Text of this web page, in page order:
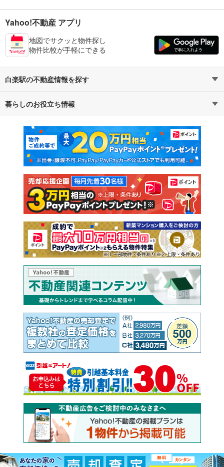
Yahoo!不動産 アプリ
地図でサクッと物件探し
物件比較が手軽にできる
白楽駅の不動産情報を探す
不動産・住宅
新築マンション 中古マンション
新築一戸建て 中古一戸建て
注文住宅 土地
売却査定
暮らしのお役立ち情報
マンションカタログ 教えて！住まいの先生